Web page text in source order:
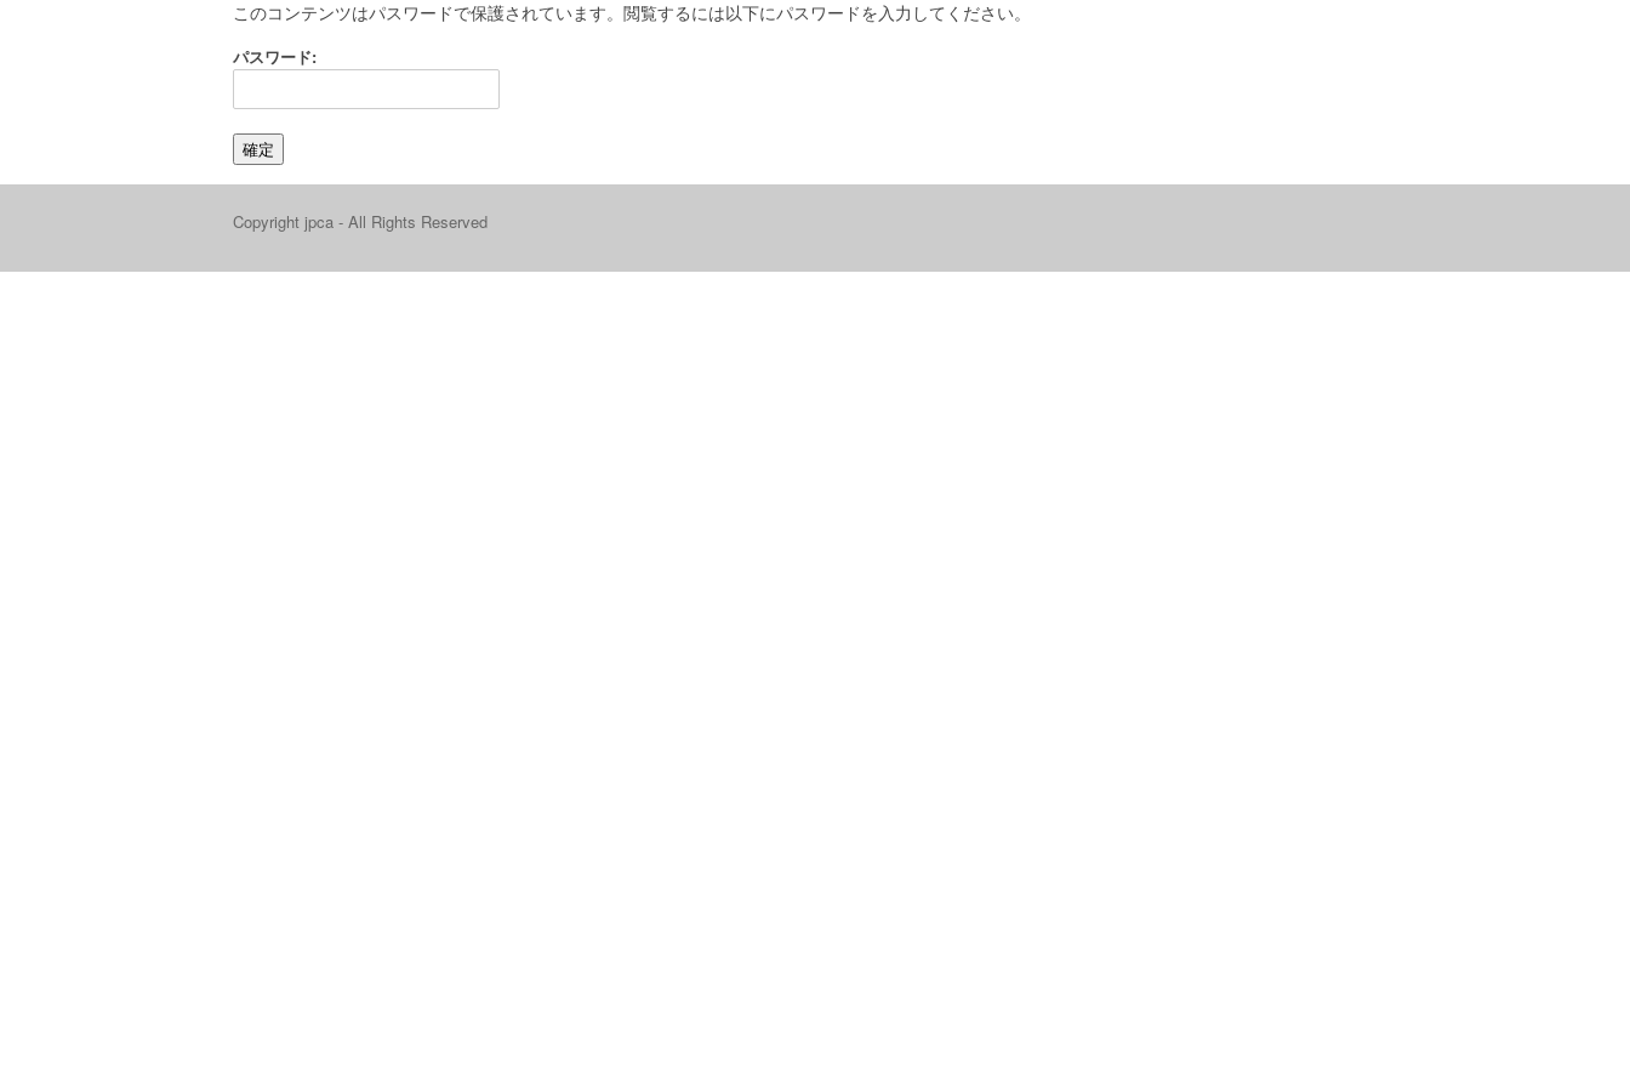
このコンテンツはパスワードで保護されています。閲覧するには以下にパスワードを入力してください。
パスワード:
Copyright jpca - All Rights Reserved